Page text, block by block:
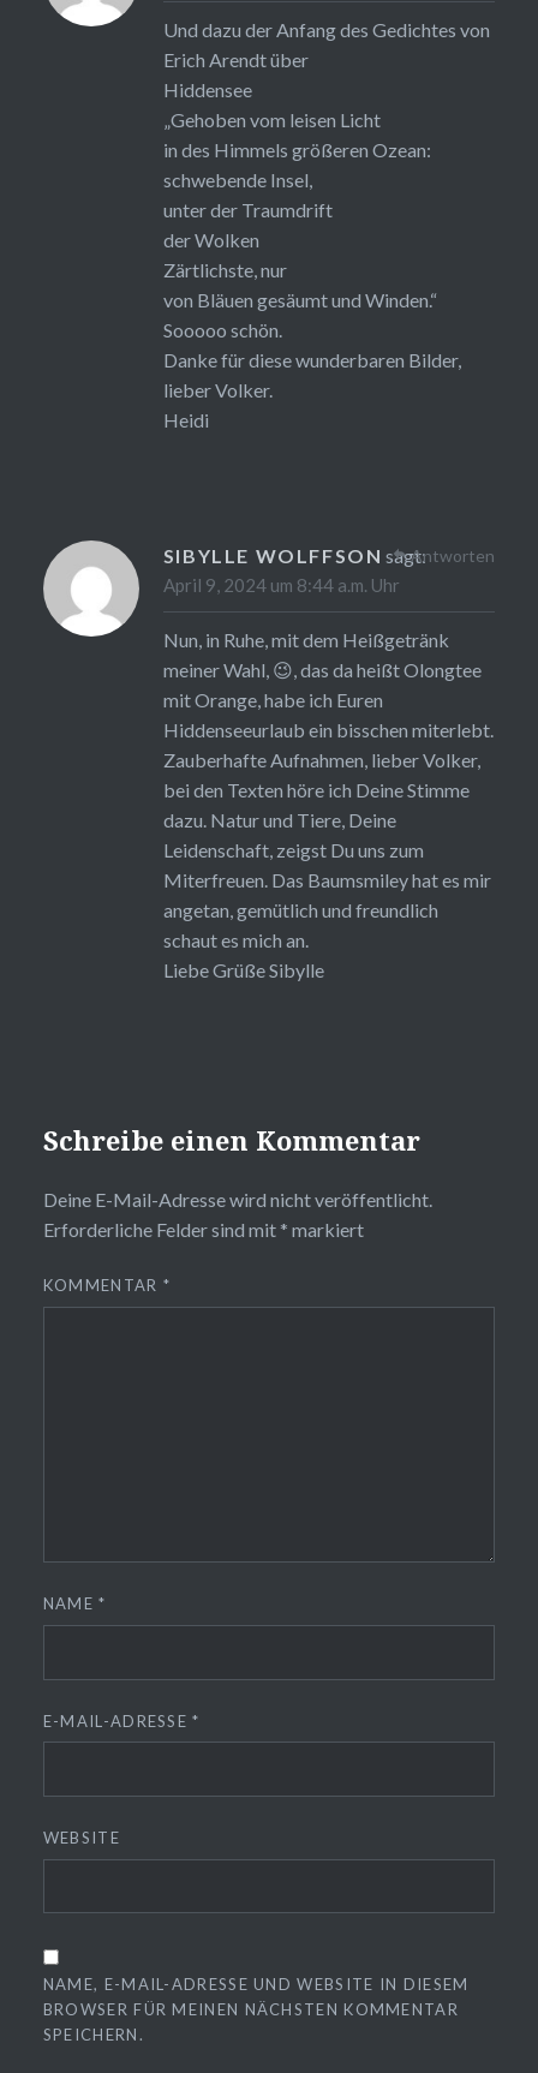
Und dazu der Anfang des Gedichtes von
Erich Arendt über
Hiddensee
„Gehoben vom leisen Licht
in des Himmels größeren Ozean:
schwebende Insel,
unter der Traumdrift
der Wolken
Zärtlichste, nur
von Bläuen gesäumt und Winden.“
Sooooo schön.
Danke für diese wunderbaren Bilder,
lieber Volker.
Heidi
SIBYLLE WOLFFSON sagt:
April 9, 2024 um 8:44 a.m. Uhr
Nun, in Ruhe, mit dem Heißgetränk
meiner Wahl, 😉, das da heißt Olongtee
mit Orange, habe ich Euren
Hiddenseeurlaub ein bisschen miterlebt.
Zauberhafte Aufnahmen, lieber Volker,
bei den Texten höre ich Deine Stimme
dazu. Natur und Tiere, Deine
Leidenschaft, zeigst Du uns zum
Miterfreuen. Das Baumsmiley hat es mir
angetan, gemütlich und freundlich
schaut es mich an.
Liebe Grüße Sibylle
Antworten
Schreibe einen Kommentar
Deine E-Mail-Adresse wird nicht veröffentlicht.
Erforderliche Felder sind mit * markiert
KOMMENTAR *
NAME*
E-MAIL-ADRESSE*
WEBSITE
NAME, E-MAIL-ADRESSE UND WEBSITE IN DIESEM
BROWSER FÜR MEINEN NÄCHSTEN KOMMENTAR
SPEICHERN.